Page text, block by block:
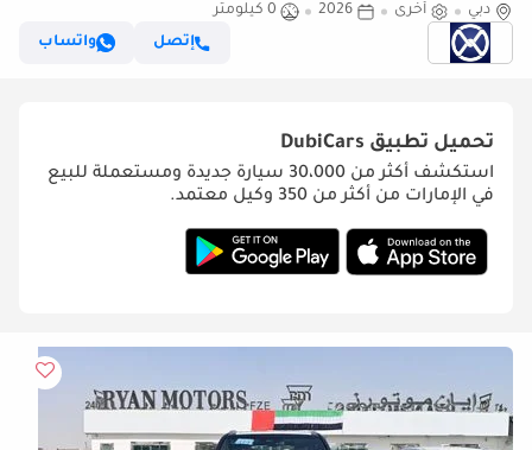
دبي
أخرى 2026
0 كيلومتر
إتصل
واتساب
تحميل تطبيق DubiCars
استكشف أكثر من 30،000 سيارة جديدة ومستعملة للبيع
في الإمارات من أكثر من 350 وكيل معتمد.